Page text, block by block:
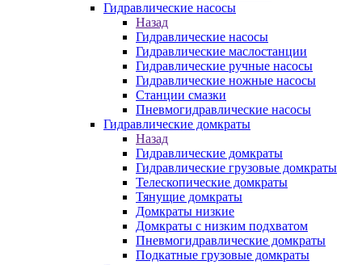
Гидравлические насосы
Назад
Гидравлические насосы
Гидравлические маслостанции
Гидравлические ручные насосы
Гидравлические ножные насосы
Станции смазки
Пневмогидравлические насосы
Гидравлические домкраты
Назад
Гидравлические домкраты
Гидравлические грузовые домкраты
Телескопические домкраты
Тянущие домкраты
Домкраты низкие
Домкраты с низким подхватом
Пневмогидравлические домкраты
Подкатные грузовые домкраты